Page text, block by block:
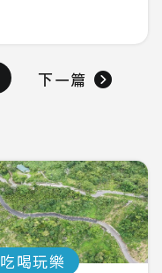
下一篇
吃喝玩樂